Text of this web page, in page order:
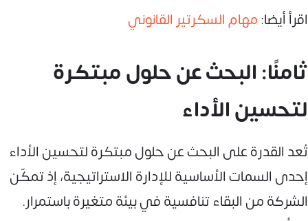
اقرأ أيضا:مهام السكرتير القانوني
ثامنًا: البحث عن حلول مبتكرة
لتحسين الأداء
تُعد القدرة على البحث عن حلول مبتكرة لتحسين الأداء
إحدى السمات الأساسية للإدارة الاستراتيجية، إذ تمكّن
الشركة من البقاء تنافسية في بيئة متغيرة باستمرار.